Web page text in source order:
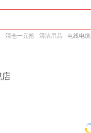
清仓一元抢 清洁用品 电线电缆
店